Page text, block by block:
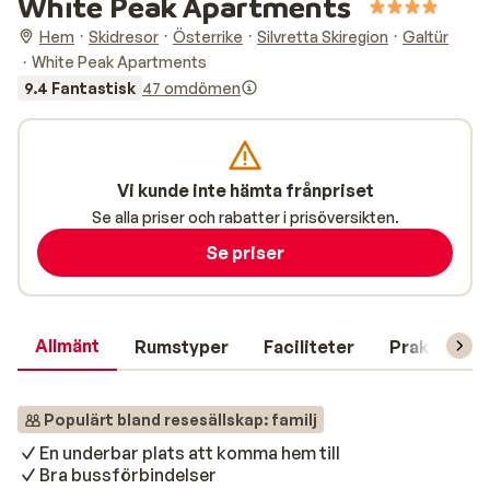
Hem Skidresor Österrike Silvretta Skiregion
Galtür
White Peak Apartments
9.4 Fantastisk 47 omdömen
Allmänt Rumstyper Faciliteter Praktisk
Populärt bland resesällskap: familj
En underbar plats att komma hem till
Bra bussförbindelser
Vi kunde inte hämta frånpriset
Se alla priser och rabatter i prisöversikten.
Se priser